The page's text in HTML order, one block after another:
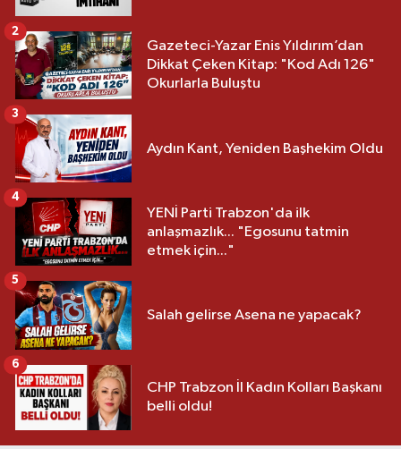
Gazeteci-Yazar Enis Yıldırım’dan
Dikkat Çeken Kitap: "Kod Adı 126"
Okurlarla Buluştu
2
Aydın Kant, Yeniden Başhekim Oldu
3
YENİ Parti Trabzon'da ilk
anlaşmazlık... "Egosunu tatmin
etmek için..."
4
Salah gelirse Asena ne yapacak?
5
CHP Trabzon İl Kadın Kolları Başkanı
belli oldu!
6